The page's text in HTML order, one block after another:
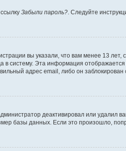
Забыли пароль? . Следуйте
вы указали, что вам менее 13 лет,
систему. Эта информация
адрес email, либо он
деактивировал или удалил
базы данных. Если это произошло,